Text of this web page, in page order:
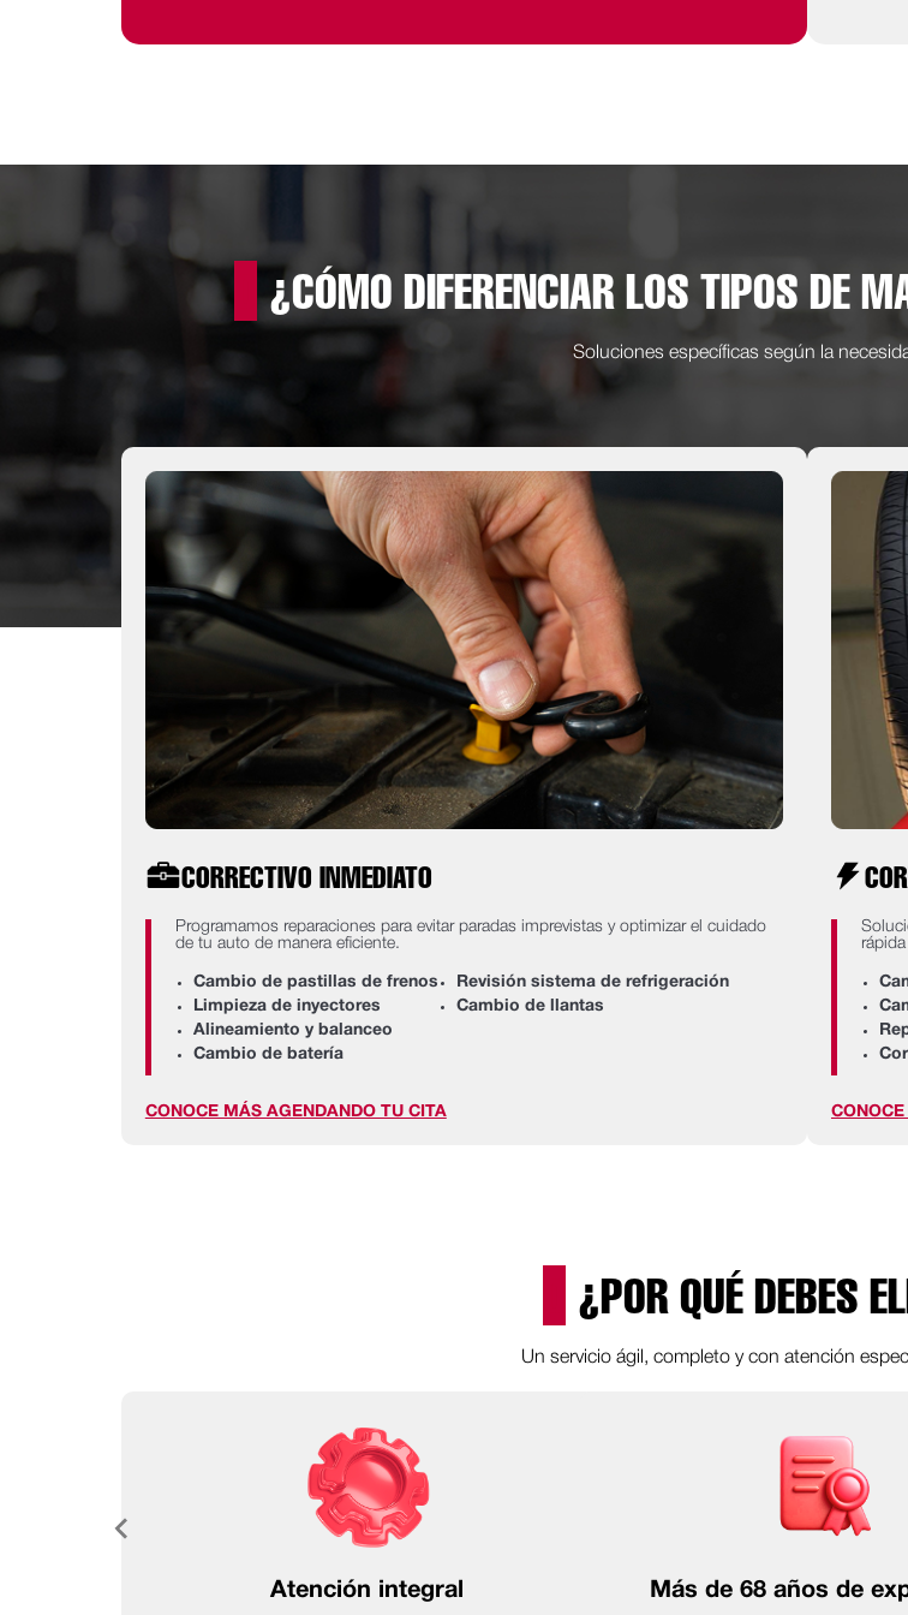
¿CÓMO DIFERENCIAR LOS TIPOS DE
Soluciones específicas según la
CORRECTIVO INMEDIATO
Programamos reparaciones para evitar paradas imprevistas y optimizar el cuidado
de tu auto de manera eficiente.
Cambio de pastillas de frenos
Limpieza de inyectores
Alineamiento y balanceo
Cambio de batería
Revisión sistema de refrigeración
Cambio de llantas
CONOCE MÁS AGENDANDO TU CITA
¿POR QUÉ DEBES
Un servicio ágil, completo y con atención
Atención integral Más de 68 años de